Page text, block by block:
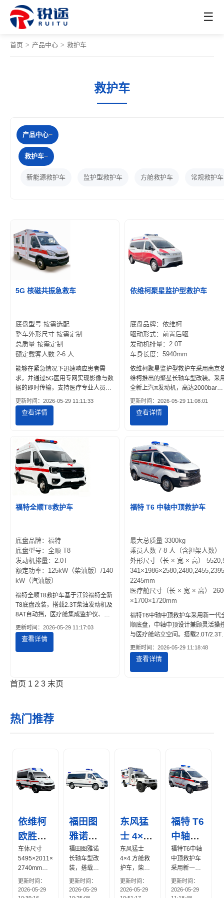
☰
首页 > 产品中心 > 救护车
救护车
产品中心
救护车
新能源救护车 监护型救护车 方舱救护车 常规救护车
5G 核磁共振急救车
底盘型号:按需选配
整车外形尺寸:按需定制
总质量:按需定制
额定载客人数:2-6 人
能够在紧急情况下迅速响应患者需
求，并通过5G医用专网实现影像与数
据的即时传输，支持医疗专业人员远
程协助完成准确诊断和治疗决策。
更新时间：2026-05-29 11:11:33
查看详情
依维柯聚星监护型救护车
底盘品牌：依维柯
驱动形式：前置后驱
发动机排量：2.0T
车身长度：5940mm
依维柯聚星监护型救护车采用南京
维柯推出的聚星长轴车型改装。采
全新上汽π发动机，高达2000bar的
博世最新高压共轨系统、连续可变
流进气阀、分离式冷却
更新时间：2026-05-29 11:08:01
查看详情
福特全顺T8救护车
底盘品牌：福特
底盘型号：全顺 T8
发动机排量：2.0T
额定功率：125kW（柴油版）/140
kW（汽油版）
福特全顺T8救护车基于江铃福特全新
T8底盘改装，搭载2.3T柴油发动机及
8AT自动挡，医疗舱集成监护仪、呼
吸机、除颤仪及氧气集中供給系统。
提供医疗舱布局图、公告参数及参考
报价，适用于急救中心、医院及高端
非急救转运。
更新时间：2026-05-29 11:17:03
查看详情
福特 T6 中轴中顶救护车
最大总质量 3300kg
乘员人数 7-8 人（含担架人数）
外形尺寸（长 × 宽 × 高）
2245mm
医疗舱尺寸（长 × 宽 × 高）
×1700×1720mm
福特T6中轴中顶救护车采用新一代
顺底盘，中轴中顶设计兼顾灵活操
与医疗舱站立空间。搭载2.0T/2.3T
油发动机，可选自动挡，医疗舱标
担架、氧气、供电系统及急救设备
提供公告参数、实拍图及参考报价
适用于急救分站、非急救转运及院
更新时间：2026-05-29 11:18:48
查看详情
首页 1 2 3 末页
热门推荐
依维柯
欧胜监
护型救
护车
车体尺寸
5495×2011×
2740mm，
医疗舱布局
合理，配备
自动上车担
更新时间：
2026-05-29
福田图
雅诺长
轴中顶
监护型
救护车
福田图雅诺
长轴车型改
装，搭载康
明斯
F2.8NS6B17
7L 发动机，
更新时间：
2026-05-29
东风猛
士 4×4
方舱型
救护车
东风猛士
4×4 方舱救
护车，柴油
国六动力，
全时四驱越
野，-41°C
更新时间：
2026-05-29
福特 T6
中轴中
顶救护
车
福特T6中轴
中顶救护车
采用新一代
全顺底盘，
中轴中顶设
计兼顾灵活
更新时间：
2026-05-29